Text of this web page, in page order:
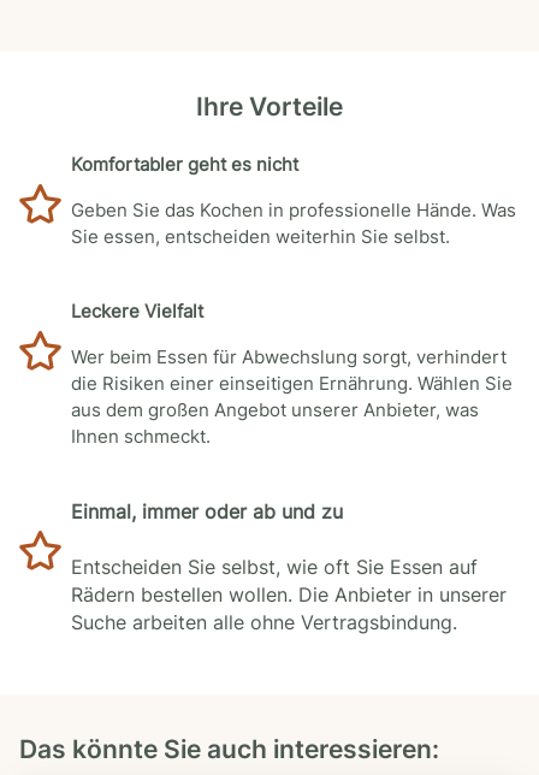
Ihre Vorteile
Komfortabler geht es nicht
Geben Sie das Kochen in professionelle Hände. Was
Sie essen, entscheiden weiterhin Sie selbst.
Leckere Vielfalt
Wer beim Essen für Abwechslung sorgt, verhindert
die Risiken einer einseitigen Ernährung. Wählen Sie
aus dem großen Angebot unserer Anbieter, was
Ihnen schmeckt.
Einmal, immer oder ab und zu
Entscheiden Sie selbst, wie oft Sie Essen auf
Rädern bestellen wollen. Die Anbieter in unserer
Suche arbeiten alle ohne Vertragsbindung.
Das könnte Sie auch interessieren: